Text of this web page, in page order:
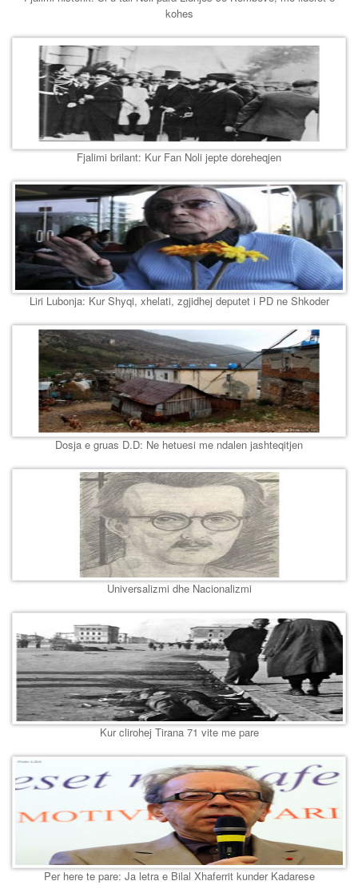
kohes
Fjalimi brilant: Kur Fan Noli jepte doreheqjen
Liri Lubonja: Kur Shyqi, xhelati, zgjidhej deputet i PD ne Shkoder
Dosja e gruas D.D: Ne hetuesi me ndalen jashteqitjen
Universalizmi dhe Nacionalizmi
Kur clirohej Tirana 71 vite me pare
Per here te pare: Ja letra e Bilal Xhaferrit kunder Kadarese